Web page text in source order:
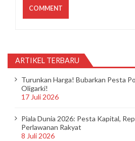
ARTIKEL TERBARU
Turunkan Harga! Bubarkan Pesta
Oligarki!
17 Juli 2026
Piala Dunia 2026: Pesta Kapital,
Perlawanan Rakyat
8 Juli 2026